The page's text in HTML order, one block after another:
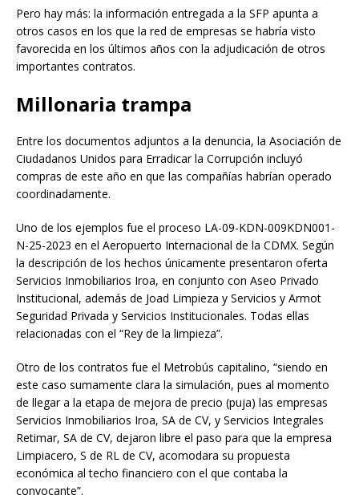
Pero hay más: la información entregada a la SFP apunta a
otros casos en los que la red de empresas se habría visto
favorecida en los últimos años con la adjudicación de otros
importantes contratos.
Millonaria trampa
Entre los documentos adjuntos a la denuncia, la Asociación de
Ciudadanos Unidos para Erradicar la Corrupción incluyó
compras de este año en que las compañías habrían operado
coordinadamente.
Uno de los ejemplos fue el proceso LA-09-KDN-009KDN001-
N-25-2023 en el Aeropuerto Internacional de la CDMX. Según
la descripción de los hechos únicamente presentaron oferta
Servicios Inmobiliarios Iroa, en conjunto con Aseo Privado
Institucional, además de Joad Limpieza y Servicios y Armot
Seguridad Privada y Servicios Institucionales. Todas ellas
relacionadas con el “Rey de la limpieza”.
Otro de los contratos fue el Metrobús capitalino, “siendo en
este caso sumamente clara la simulación, pues al momento
de llegar a la etapa de mejora de precio (puja) las empresas
Servicios Inmobiliarios Iroa, SA de CV, y Servicios Integrales
Retimar, SA de CV, dejaron libre el paso para que la empresa
Limpiacero, S de RL de CV, acomodara su propuesta
económica al techo financiero con el que contaba la
convocante”.